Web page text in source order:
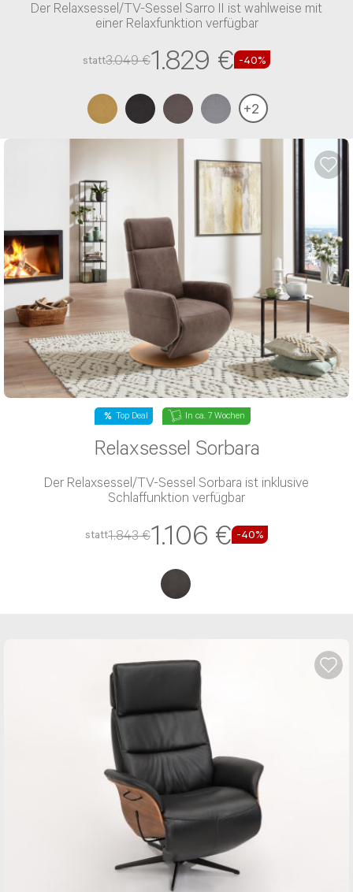
Der Relaxsessel/TV-Sessel Sarro II ist wahlweise mit
einer Relaxfunktion verfügbar
statt3.049 €1.829 € -40%
+2
Top Deal In ca. 7 Wochen
Relaxsessel Sorbara
Der Relaxsessel/TV-Sessel Sorbara ist inklusive
Schlaffunktion verfügbar
statt1.843 €1.106 € -40%